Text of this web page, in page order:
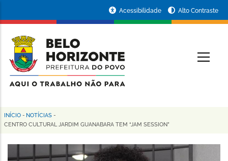
conteúdo
principal
da
Prefeitura
de
Horizonte
Acessibilidade Alto Contraste
Trilha
navegação
INÍCIO - NOTÍCIAS -
CENTRO CULTURAL JARDIM GUANABARA TEM “JAM SESSION”